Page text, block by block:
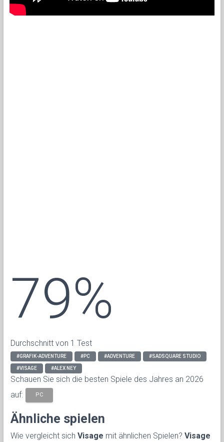
79%
Durchschnitt von 1 Test
#GRAFIK-ADVENTURE #PC #ADVENTURE #SADSQUARE STUDIO
#VISAGE #ALEX NEY
Schauen Sie sich die besten Spiele des Jahres an 2026
auf:
PC
Ähnliche spielen
Wie vergleicht sich Visage mit ähnlichen Spielen? Visage